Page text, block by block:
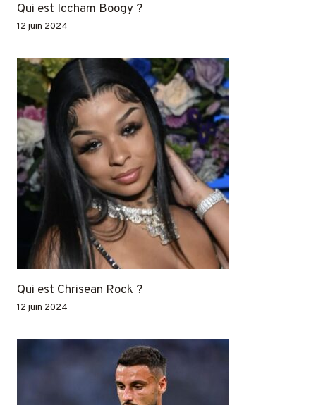
Qui est Iccham Boogy ?
12 juin 2024
Qui est Chrisean Rock ?
12 juin 2024